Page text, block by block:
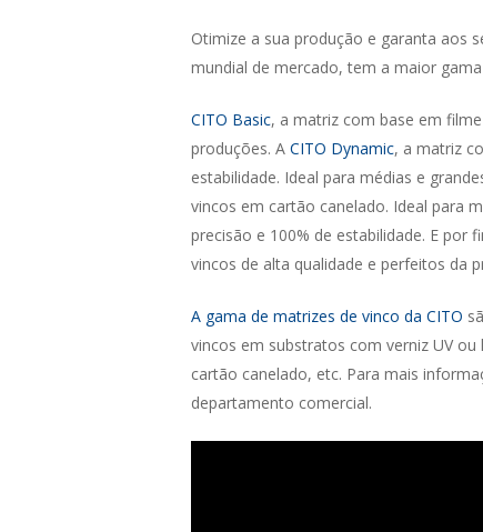
Otimize a sua produção e garanta aos
mundial de mercado, tem a maior
CITO Basic, a matriz com base em
produções. ACITO Dynamic, a matriz
estabilidade. Ideal para médias e
vincos em cartão canelado. Ideal para
precisão e 100% de estabilidade. E por
vincos de alta qualidade e perfeitos da
A gama de matrizes de vinco da CITO
vincos em substratos com verniz UV
cartão canelado, etc. Para mais
departamento comercial.